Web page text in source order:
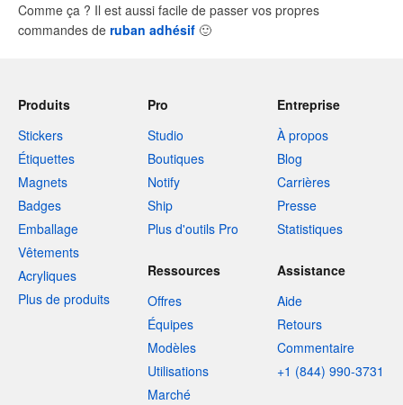
Comme ça ? Il est aussi facile de passer vos propres
commandes de ruban adhésif 🙂
Produits
Stickers
Étiquettes
Magnets
Badges
Emballage
Vêtements
Acryliques
Plus de produits
Pro
Studio
Boutiques
Notify
Ship
Plus d'outils Pro
Entreprise
À propos
Blog
Carrières
Presse
Statistiques
Ressources
Offres
Équipes
Modèles
Utilisations
Marché
Assistance
Aide
Retours
Commentaire
+1 (844) 990-3731